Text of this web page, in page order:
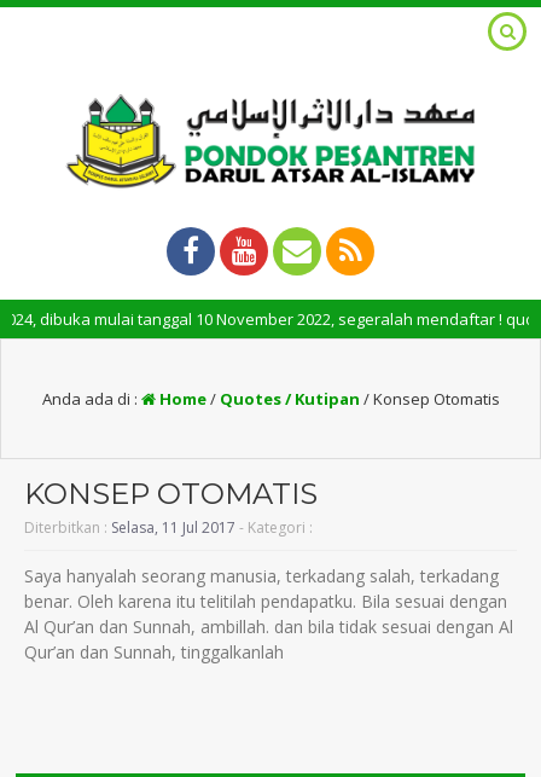
dibuka mulai tanggal 10 November 2022, segeralah mendaftar ! quota
Anda ada di : Home/ Quotes / Kutipan /Konsep Otomatis
KONSEP OTOMATIS
Diterbitkan : Selasa, 11 Jul 2017 - Kategori :
Saya hanyalah seorang manusia, terkadang salah, terkadang
benar. Oleh karena itu telitilah pendapatku. Bila sesuai dengan
Al Qur’an dan Sunnah, ambillah. dan bila tidak sesuai dengan Al
Qur’an dan Sunnah, tinggalkanlah